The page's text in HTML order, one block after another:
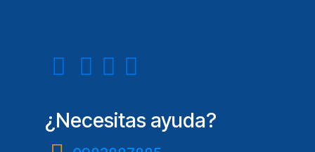
¿Necesitas ayuda?